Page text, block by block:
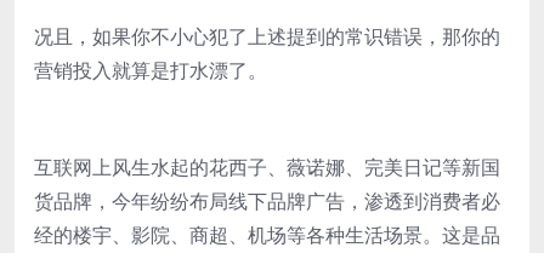
况且，如果你不小心犯了上述提到的常识错误，那你的
营销投入就算是打水漂了。
互联网上风生水起的花西子、薇诺娜、完美日记等新国
货品牌，今年纷纷布局线下品牌广告，渗透到消费者必
经的楼宇、影院、商超、机场等各种生活场景。这是品